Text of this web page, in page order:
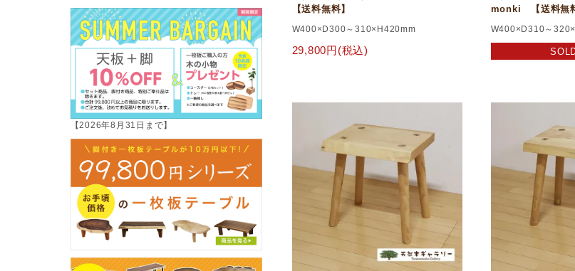
【送料無料】
W400×D300～310×H420mm
29,800円(税込)
monki 【送料無
W400×D310～
【2026年8月31日まで】